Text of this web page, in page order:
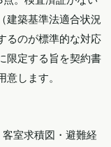
建築基準法適合状況
るのが標準的な対応
限定する旨を契約書
します。
室求積図・避難経